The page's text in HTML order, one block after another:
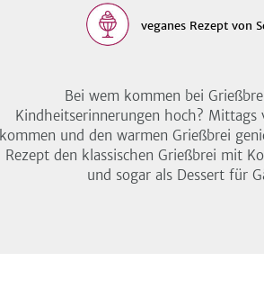
veganes Rezept von
Bei wem kommen bei
Kindheitserinnerungen hoch? Mittags
kommen und den warmen Grießbrei
Rezept den klassischen Grießbrei mit
und sogar als Dessert für